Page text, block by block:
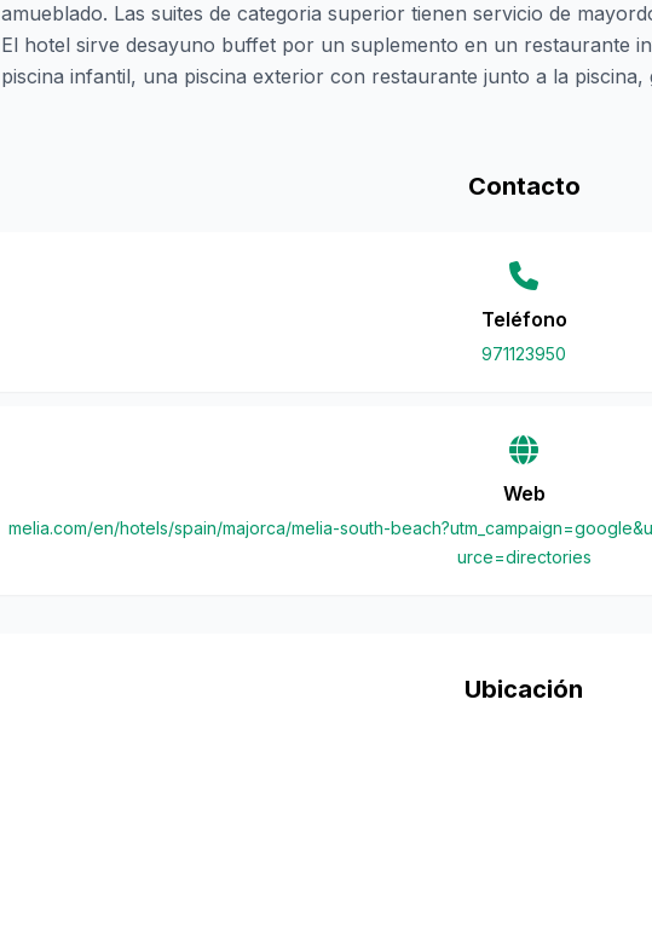
amueblado. Las suites de categoria superior tienen servicio de
El hotel sirve desayuno buffet por un suplemento en un restaurante
piscina infantil, una piscina exterior con restaurante junto a la piscina,
Contacto
Teléfono
971123950
Web
melia.com/en/hotels/spain/majorca/melia-south-
urce=directories
Ubicación